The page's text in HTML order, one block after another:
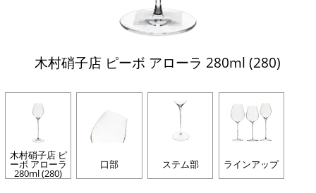
木村硝子店 ピーボ アローラ 280ml (280)
木村硝子店 ピ
ーボ アローラ
280ml (280)
口部 ステム部 ラインアップ